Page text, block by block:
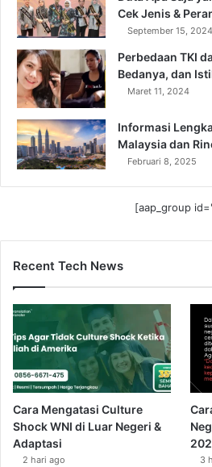
Cek Jenis &
September 15, 2024
Perbedaan TKI
Bedanya, dan
Maret 11, 2024
Informasi
Malaysia dan
Februari 8, 2025
[aap_group
Recent Tech News
Cara Mengatasi Culture
Shock WNI di Luar Negeri &
Adaptasi
2 hari ago 3